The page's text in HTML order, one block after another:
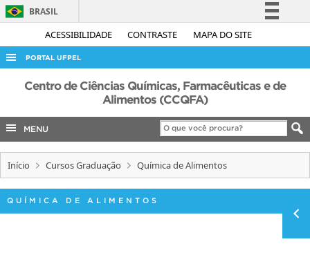
ACESSIBILIDADE CONTRASTE MAPA DO SITE
BRASIL
Simplifique!
Acesso à informação
Legislação
Canais
PORTAL UFPEL
ACESSO À INFORMAÇÃO
COBALTO
CONCURSOS
INTERNACIONAL
Centro de Ciências Químicas, Farmacêuticas e de
Alimentos (CCQFA)
MENU
Início Cursos Graduação Química de Alimentos
QUÍMICA DE ALIMENTOS